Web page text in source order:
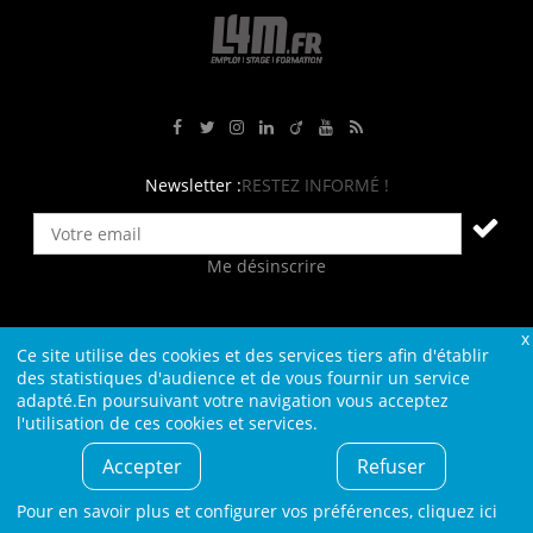
Ce site utilise des cookies et des services tiers afin d'établir
des statistiques d'audience et de vous fournir un service
adapté.En poursuivant votre navigation vous acceptez
l'utilisation de ces cookies et services.
Accepter Refuser
Pour en savoir plus et configurer vos préférences, cliquez ici
Newsletter :RESTEZ INFORMÉ !
Me désinscrire
Contact Plan du site Qui sommes-nous ?
Liens
Charte L4M
Conditions Générales
Cookies et confidentialité
Informations légales
© L4M - 2004-2026 -Tous droits réservés